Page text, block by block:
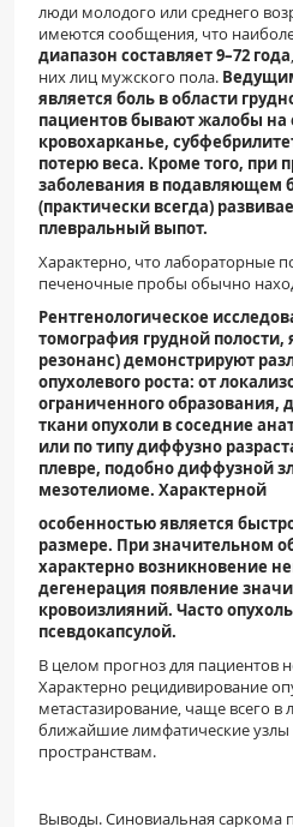
люди молодого или среднего
имеются сообщения, что
диапазон составляет 9–72 года
них лиц мужского пола.
является боль в области
пациентов бывают жалобы
кровохарканье,
потерю веса. Кроме того, при
заболевания в подавляющем
(практически всегда)
плевральный выпот.
Характерно, что лабораторные
печеночные пробы обычно
Рентгенологическое
томография грудной
резонанс) демонстрируют
опухолевого роста: от
ограниченного образования,
ткани опухоли в соседние
или по типу диффузно
плевре, подобно диффузной
мезотелиоме. Характерной
особенностью является
размере. При значительном
характерно возникновение
дегенерация появление
кровоизлияний. Часто
псевдокапсулой.
В целом прогноз для пациентов
Характерно рецидивирование
метастазирование, чаще всего
ближайшие лимфатические
пространствам.
Выводы. Синовиальная саркома